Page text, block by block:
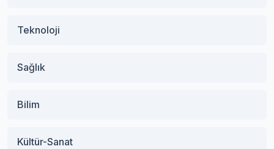
Teknoloji
Sağlık
Bilim
Kültür-Sanat